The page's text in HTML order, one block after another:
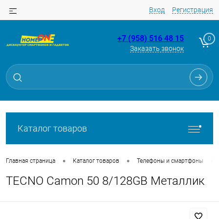
Вход Регистрация
+7 (958) 516 48 15
Заказать звонок
0
Каталог товаров
Главная страница • Каталог товаров • Телефоны и смартфоны
TECNO Camon 50 8/128GB Металлик
Для клиентов всех банков
Разбейте
без переплат
Сегодня